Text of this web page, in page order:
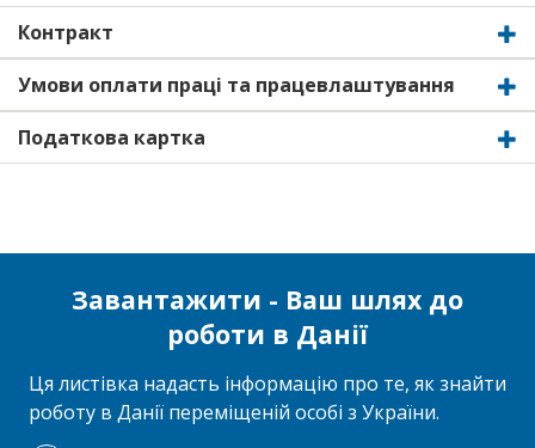
Контракт
Умови оплати праці та працевлаштування
Податкова картка
Завантажити - Ваш шлях до
роботи в Данії
Ця листівка надасть інформацію про те, як знайти
роботу в Данії переміщеній особі з України.